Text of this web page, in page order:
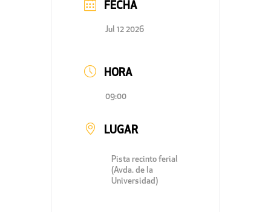
FECHA
Jul 12 2026
HORA
09:00
LUGAR
Pista recinto ferial
(Avda. de la
Universidad)